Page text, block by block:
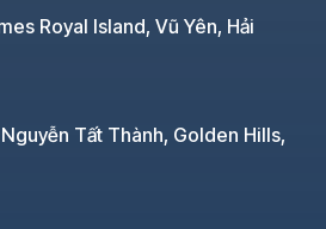
Royal Island, Vũ Yên, Hải
Tất Thành, Golden Hills,